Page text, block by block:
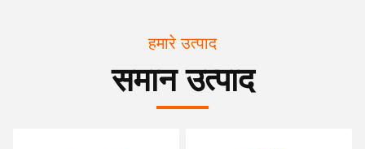
हमारे उत्पाद
समान उत्पाद